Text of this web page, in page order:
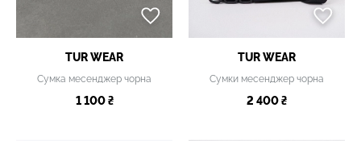
TUR WEAR
Сумка месенджер чорна
1 100 ₴
TUR WEAR
Сумки месенджер чорна
2 400 ₴